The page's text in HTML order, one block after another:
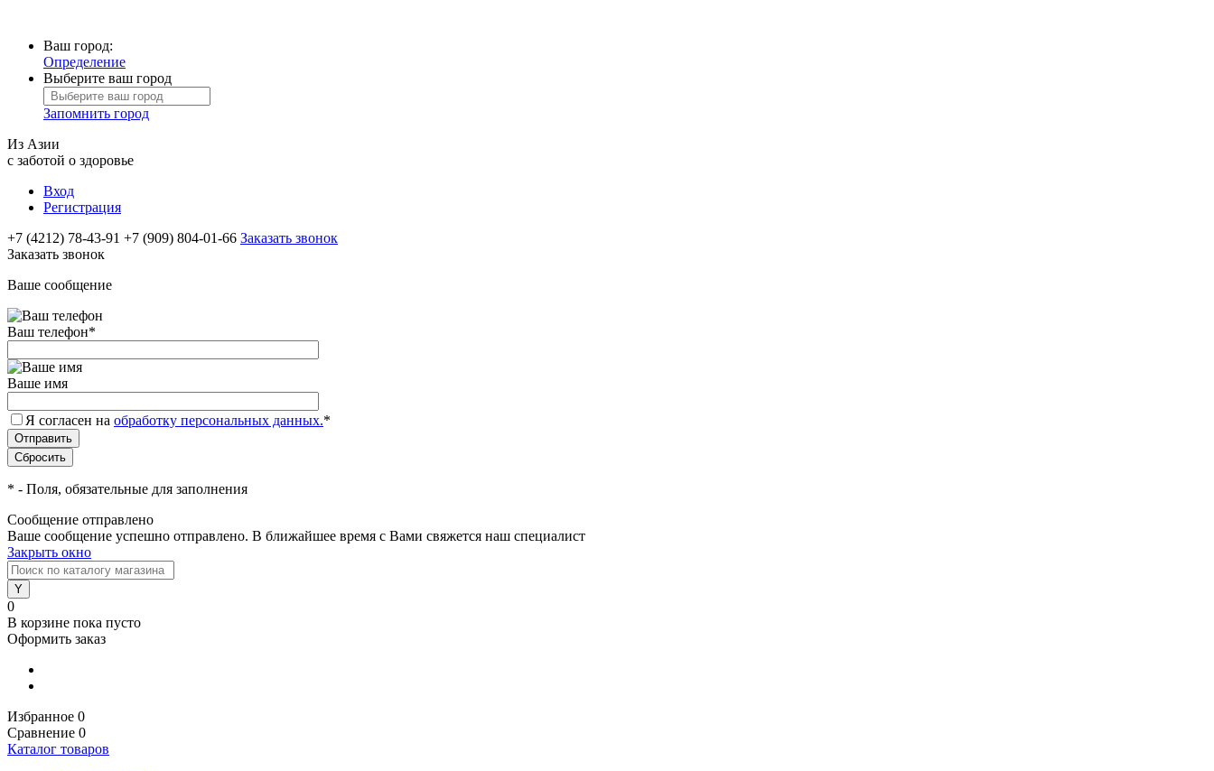
Ваш город:
Определение
Выберите ваш город
Запомнить город
Из Азии
с заботой о здоровье
Вход
Регистрация
+7 (4212) 78-43-91 +7 (909) 804-01-66 Заказать звонок
Заказать звонок
Ваше сообщение
Ваш телефон*
Ваше имя
Я согласен на обработку персональных данных.*
* - Поля, обязательные для заполнения
Сообщение отправлено
Ваше сообщение успешно отправлено. В ближайшее время с Вами свяжется наш специалист
Закрыть окно
0
В корзине пока пусто
Оформить заказ
Избранное 0
Сравнение 0
Каталог товаров